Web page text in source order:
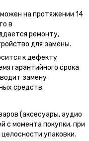
на протяжении 14
в
ремонту,
для замены.
к дефекту
гарантийного срока
замену
средств.
(аксесуары, аудио
с момента покупки, при
упаковки.